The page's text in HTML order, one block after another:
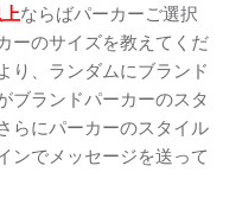
ならばパーカーご選択
ーのサイズを教えてくだ
り、ランダムにブランド
ブランドパーカーのスタ
らにパーカーのスタイル
ンでメッセージを送って